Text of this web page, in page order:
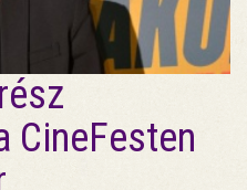
CineFesten